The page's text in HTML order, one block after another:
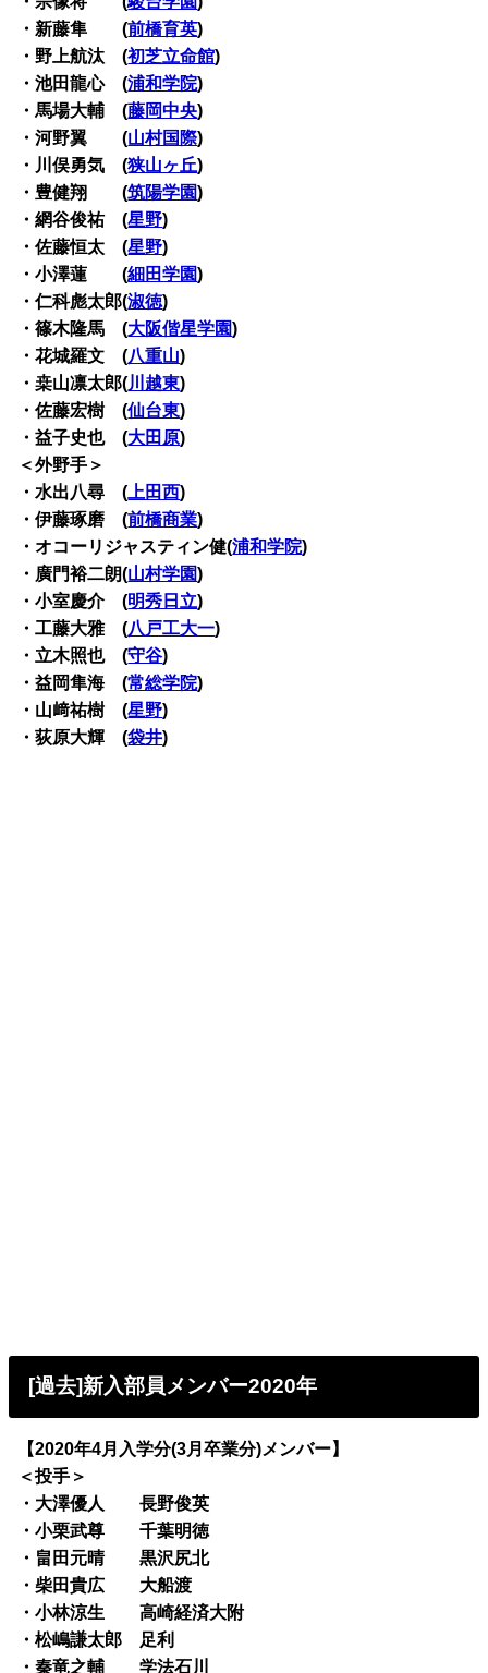
・新藤隼 (前橋育英)
・野上航汰 (初芝立命館)
・池田龍心 (浦和学院)
・馬場大輔 (藤岡中央)
・河野翼 (山村国際)
・川俣勇気 (狭山ヶ丘)
・豊健翔 (筑陽学園)
・網谷俊祐 (星野)
・佐藤恒太 (星野)
・小澤蓮 (細田学園)
・仁科彪太郎(淑徳)
・篠木隆馬 (大阪偕星学園)
・花城羅文 (八重山)
・桒山凛太郎(川越東)
・佐藤宏樹 (仙台東)
・益子史也 (大田原)
＜外野手＞
・水出八尋 ( 上田西)
・伊藤琢磨 (前橋商業)
・オコーリジャスティン健(浦和学院)
・廣門裕二朗(山村学園)
・小室慶介 (明秀日立)
・工藤大雅 (八戸工大一)
・立木照也 (守谷)
・益岡隼海 (常総学院)
・山﨑祐樹 (星野)
・荻原大輝 (袋井)
[過去]新入部員メンバー2020年
【2020年4月入学分(3月卒業分)メンバー】
＜投手＞
・大澤優人 長野俊英
・小栗武尊 千葉明徳
・畠田元晴 黒沢尻北
・柴田貴広 大船渡
・小林涼生 高崎経済大附
・松嶋謙太郎 足利
・秦竜之輔 学法石川